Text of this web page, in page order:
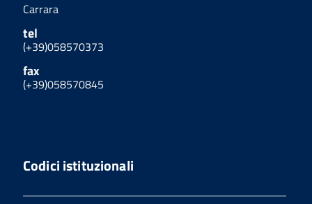
Carrara
tel
(+39)058570373
fax
(+39)058570845
Codici istituzionali